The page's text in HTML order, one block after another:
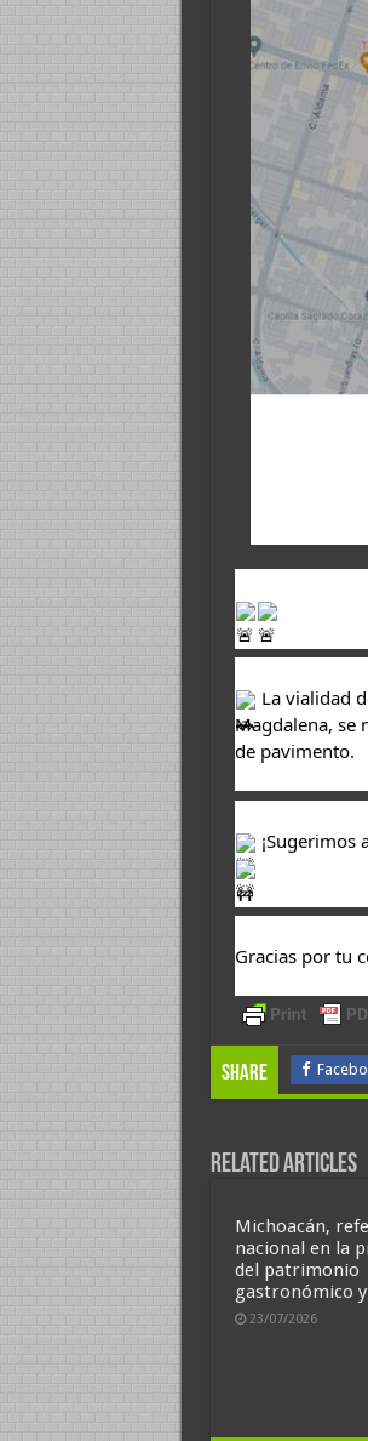
La vialidad
Magdalena, se
de pavimento.
Gracias por tu
Share
Related Articles
Michoacán,
nacional en la
del patrimonio
gastronómico
23/07/2026